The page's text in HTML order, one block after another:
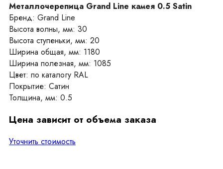
Металлочерепица Grand Line камея 0.5 Satin
Бренд: Grand Line
Высота волны, мм: 30
Высота ступеньки, мм: 20
Ширина общая, мм: 1180
Ширина полезная, мм: 1085
Цвет: по каталогу RAL
Покрытие: Сатин
Толщина, мм: 0.5
Цена зависит от объема заказа
Уточнить стоимость